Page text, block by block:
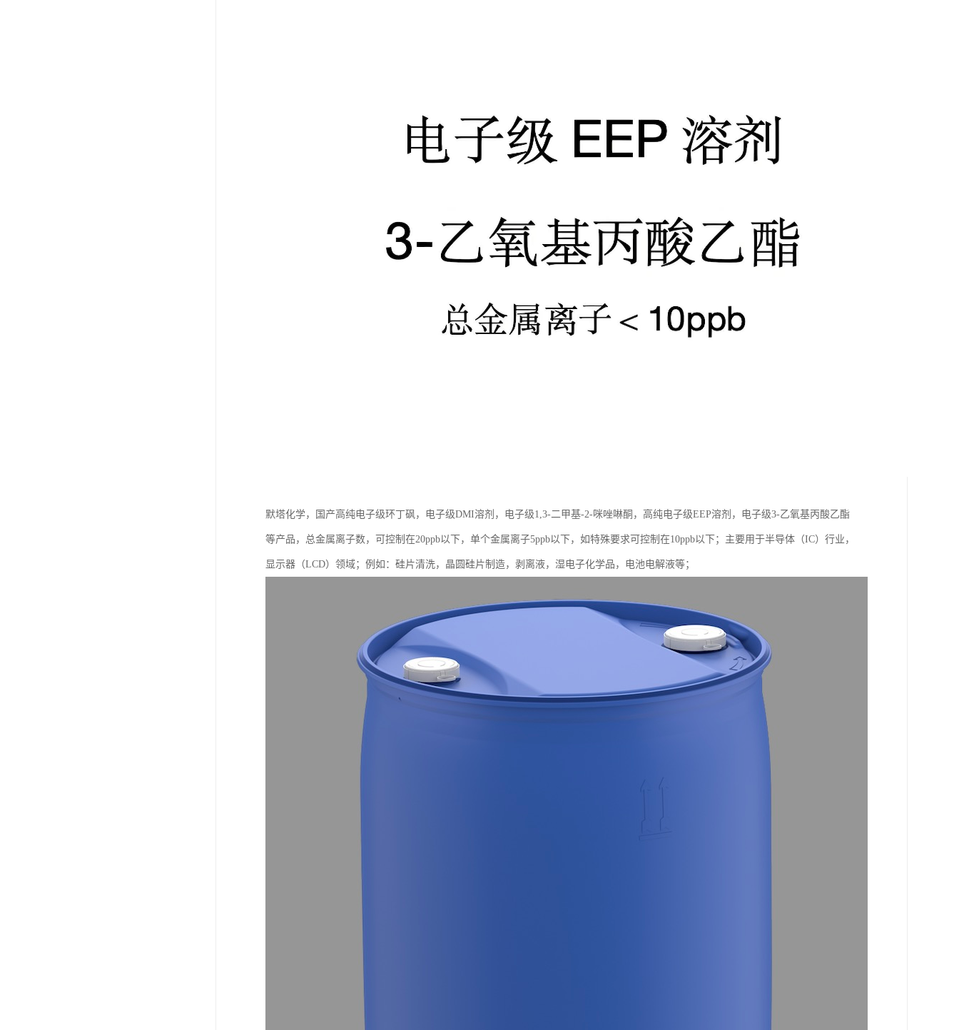
默塔化学，国产高纯电子级环丁砜，电子级DMI溶剂，电子级1,3-二甲基-2-咪唑啉酮，高纯电子级EEP溶剂，电子级3-乙氧基丙酸乙酯
等产品，总金属离子数，可控制在20ppb以下，单个金属离子5ppb以下，如特殊要求可控制在10ppb以下；主要用于半导体（IC）行业，
显示器（LCD）领域；例如：硅片清洗，晶圆硅片制造，剥离液，湿电子化学品，电池电解液等；